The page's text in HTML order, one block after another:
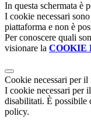
In questa schermata è
I cookie necessari
piattaforma e non è
Per conoscere quali
visionare la COOKIE
Cookie necessari per
I cookie necessari per
disabilitati. È possibile
policy.